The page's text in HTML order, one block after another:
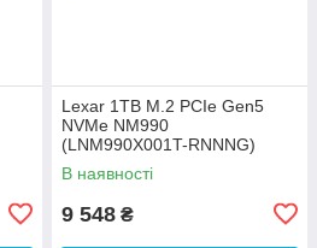
Lexar 1TB M.2 PCIe Gen5
NVMe NM990
(LNM990X001T-RNNNG)
В наявності
9 548 ₴